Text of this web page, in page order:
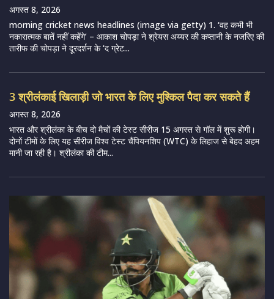
अगस्त 8, 2026
morning cricket news headlines (image via getty) 1. ‘वह कभी भी
नकारात्मक बातें नहीं कहेंगे’ – आकाश चोपड़ा ने श्रेयस अय्यर की कप्तानी के नजरिए की
तारीफ की चोपड़ा ने दूरदर्शन के ‘द ग्रेट...
3 श्रीलंकाई खिलाड़ी जो भारत के लिए मुश्किल पैदा कर सकते हैं
अगस्त 8, 2026
भारत और श्रीलंका के बीच दो मैचों की टेस्ट सीरीज 15 अगस्त से गॉल में शुरू होगी।
दोनों टीमों के लिए यह सीरीज विश्व टेस्ट चैंपियनशिप (WTC) के लिहाज से बेहद अहम
मानी जा रही है। श्रीलंका की टीम...